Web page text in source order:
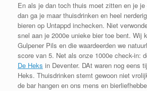
En als je dan toch thuis moet zitten en je
dan ga je maar thuisdrinken en heel
bieren op Untappd inchecken. Niet
snel aan je 2000e unieke bier toe bent. Wij
Gulpener Pils en die waardeerden we
score van 5. Net als onze 1000e check-in:
De Heks in Deventer. DAt waren nog eens
Heks. Thuisdrinken stemt gewoon niet
de bar hangen en ons mens en